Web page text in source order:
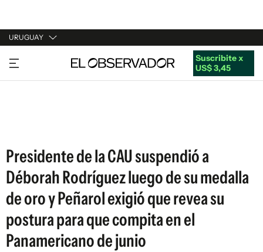
URUGUAY
URUGUAY
ARGENTINA
Suscribite x
US$ 3,45
Presidente de la CAU suspendió a
Déborah Rodríguez luego de su medalla
de oro y Peñarol exigió que revea su
postura para que compita en el
Panamericano de junio